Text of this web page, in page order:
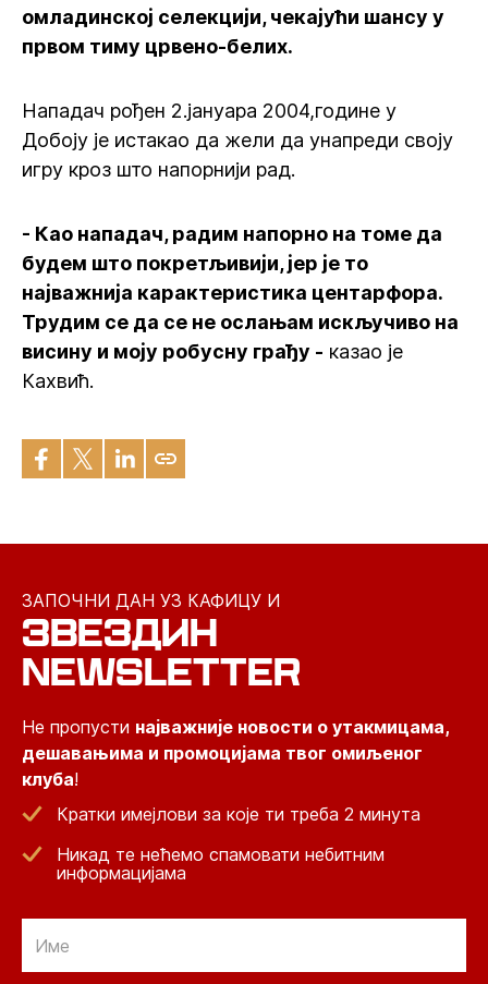
омладинској селекцији, чекајући шансу у
првом тиму црвено-белих.
Нападач рођен 2.јануара 2004,године у
Добоју је истакао да жели да унапреди своју
игру кроз што напорнији рад.
- Као нападач, радим напорно на томе да
будем што покретљивији, јер је то
најважнија карактеристика центарфора.
Трудим се да се не ослањам искључиво на
висину и моју робусну грађу - казао је
Кахвић.
ЗАПОЧНИ ДАН УЗ КАФИЦУ И
ЗВЕЗДИН
NEWSLETTER
Не пропусти најважније новости о утакмицама,
дешавањима и промоцијама твог омиљеног
клуба!
Кратки имејлови за које ти треба 2 минута
Никад те нећемо спамовати небитним
информацијама